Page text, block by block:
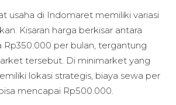
usaha di Indomaret memiliki variasi
Kisaran harga berkisar antara
Rp350.000 per bulan, tergantung
tersebut. Di minimarket yang
lokasi strategis, biaya sewa per
mencapai Rp500.000.